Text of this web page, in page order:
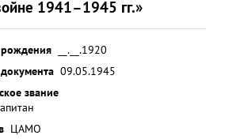
1941–1945 гг.»
__.__.1920
09.05.1945
звание
ЦАМО